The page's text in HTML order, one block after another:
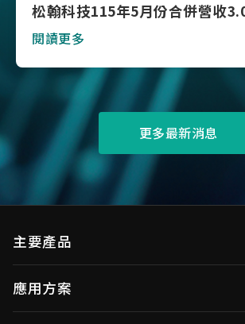
松翰科技115年5月份合併營收
閱讀更多
更多最新消息
主要產品
應用方案